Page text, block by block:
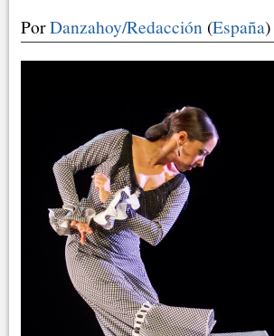
PorDanzahoy/Redacción (España